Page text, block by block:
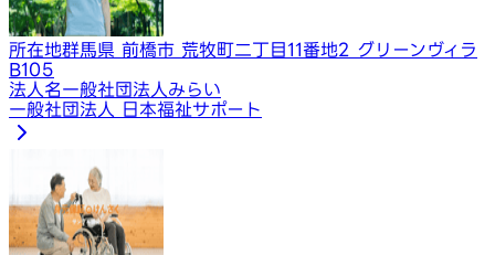
所在地群馬県 前橋市 荒牧町二丁目11番地2 グリーンヴィラ
B105
法人名一般社団法人みらい
一般社団法人 日本福祉サポート